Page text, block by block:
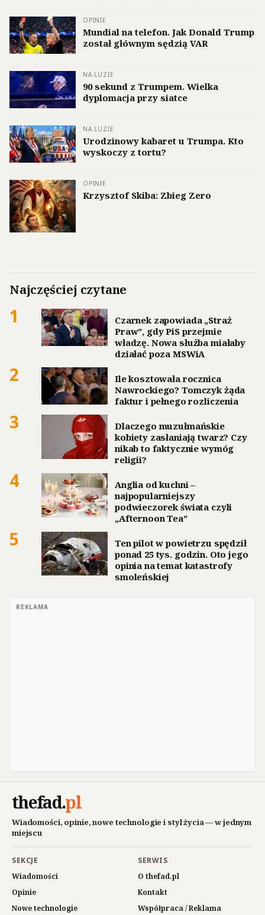
OPINIE
Mundial na telefon. Jak Donald Trump
został głównym sędzią VAR
NA LUZIE
90 sekund z Trumpem. Wielka
dyplomacja przy siatce
NA LUZIE
Urodzinowy kabaret u Trumpa. Kto
wyskoczy z tortu?
OPINIE
Krzysztof Skiba: Zbieg Zero
Najczęściej czytane
1
Czarnek zapowiada „Straż
Praw”, gdy PiS przejmie
władzę. Nowa służba miałaby
działać poza MSWiA
2
Ile kosztowała rocznica
Nawrockiego? Tomczyk żąda
faktur i pełnego rozliczenia
3
Dlaczego muzułmańskie
kobiety zasłaniają twarz? Czy
nikab to faktycznie wymóg
religii?
4
Anglia od kuchni –
najpopularniejszy
podwieczorek świata czyli
„Afternoon Tea”
5
Ten pilot w powietrzu spędził
ponad 25 tys. godzin. Oto jego
opinia na temat katastrofy
smoleńskiej
REKLAMA
thefad.pl
Wiadomości, opinie, nowe technologie i styl życia — w jednym
miejscu
SEKCJE
Wiadomości
Opinie
Nowe technologie
SERWIS
O thefad.pl
Kontakt
Współpraca / Reklama